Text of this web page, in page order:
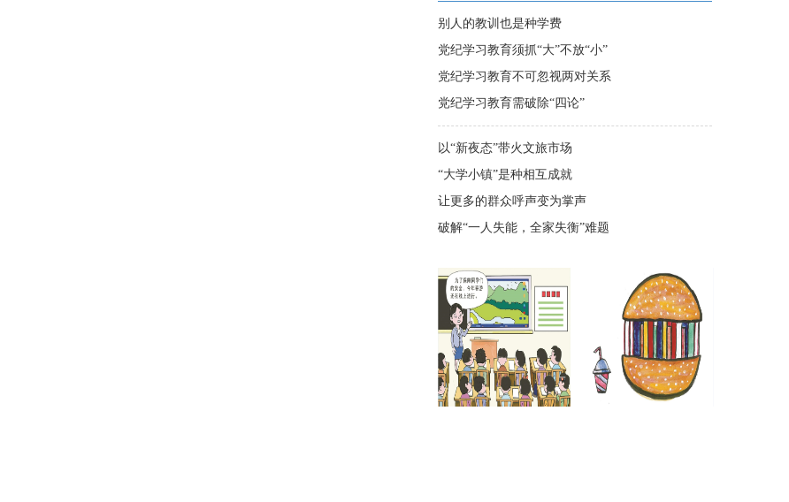
别人的教训也是种学费
党纪学习教育须抓“大”不放“小”
党纪学习教育不可忽视两对关系
党纪学习教育需破除“四论”
以“新夜态”带火文旅市场
“大学小镇”是种相互成就
让更多的群众呼声变为掌声
破解“一人失能，全家失衡”难题